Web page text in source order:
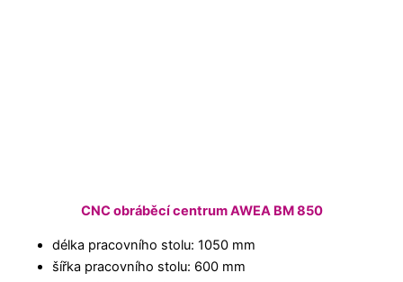
CNC obráběcí centrum AWEA BM 850
délka pracovního stolu: 1050 mm
šířka pracovního stolu: 600 mm